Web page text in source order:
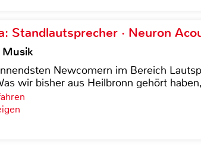
Standlautsprecher · Neuron
Musik
Newcomern im Bereich
wir bisher aus Heilbronn gehört